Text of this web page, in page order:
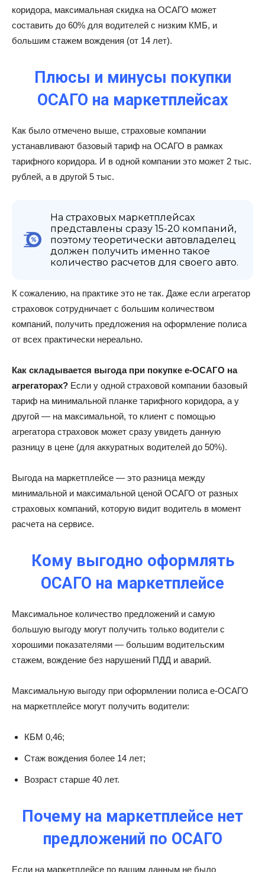
коридора, максимальная скидка на ОСАГО может
составить до 60% для водителей с низким КМБ, и
большим стажем вождения (от 14 лет).
Плюсы и минусы покупки
ОСАГО на маркетплейсах
Как было отмечено выше, страховые компании
устанавливают базовый тариф на ОСАГО в рамках
тарифного коридора. И в одной компании это может 2 тыс.
рублей, а в другой 5 тыс.
На страховых маркетплейсах
представлены сразу 15-20 компаний,
поэтому теоретически автовладелец
должен получить именно такое
количество расчетов для своего авто.
К сожалению, на практике это не так. Даже если агрегатор
страховок сотрудничает с большим количеством
компаний, получить предложения на оформление полиса
от всех практически нереально.
Как складывается выгода при покупке е-ОСАГО на
агрегаторах? Если у одной страховой компании базовый
тариф на минимальной планке тарифного коридора, а у
другой — на максимальной, то клиент с помощью
агрегатора страховок может сразу увидеть данную
разницу в цене (для аккуратных водителей до 50%).
Выгода на маркетплейсе — это разница между
минимальной и максимальной ценой ОСАГО от разных
страховых компаний, которую видит водитель в момент
расчета на сервисе.
Кому выгодно оформлять
ОСАГО на маркетплейсе
Максимальное количество предложений и самую
большую выгоду могут получить только водители с
хорошими показателями — большим водительским
стажем, вождение без нарушений ПДД и аварий.
Максимальную выгоду при оформлении полиса е-ОСАГО
на маркетплейсе могут получить водители:
КБМ 0,46;
Стаж вождения более 14 лет;
Возраст старше 40 лет.
Почему на маркетплейсе нет
предложений по ОСАГО
Если на маркетплейсе по вашим данным не было